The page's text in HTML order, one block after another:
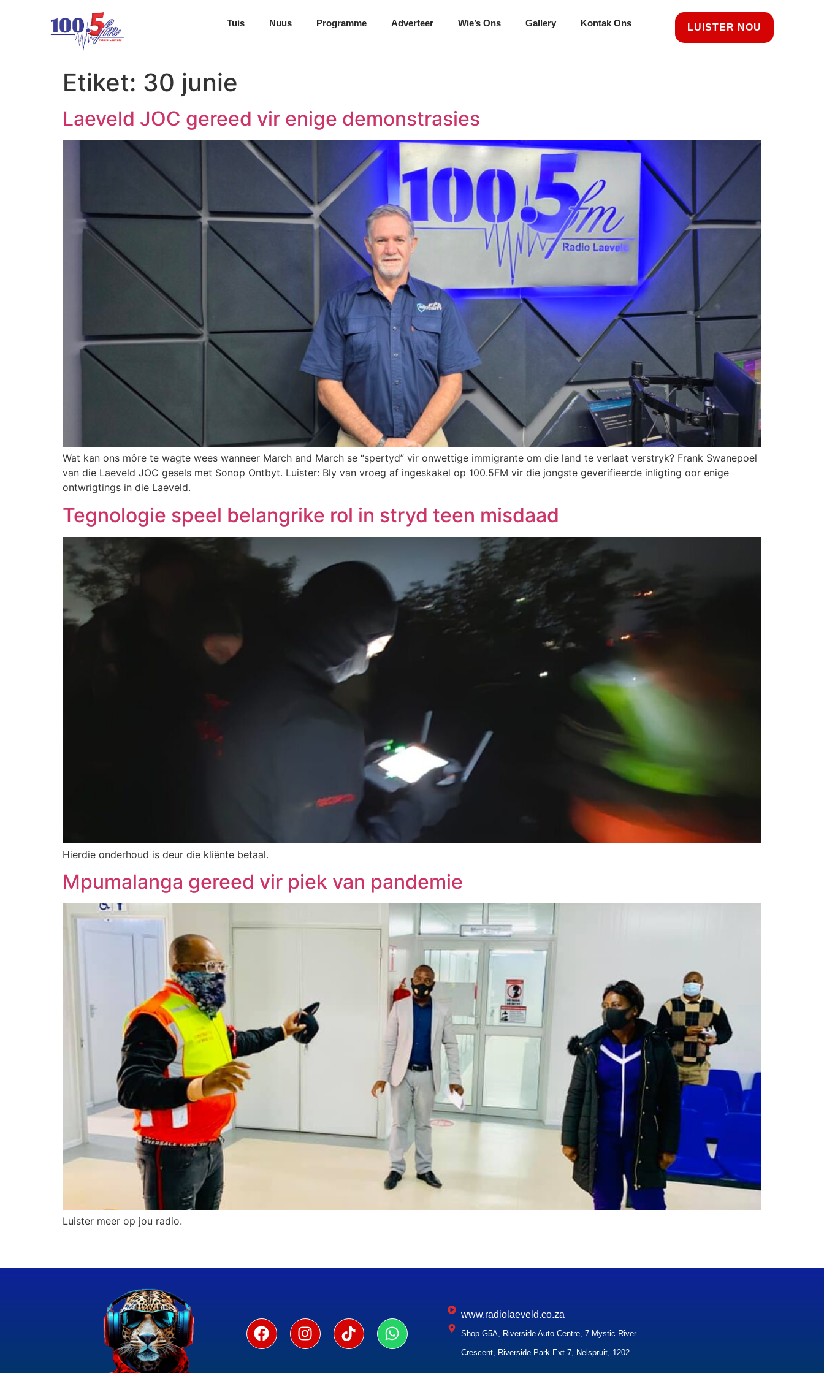
Tuis Nuus Programme Adverteer Wie’s Ons Gallery Kontak Ons LUISTER NOU
Etiket: 30 junie
Laeveld JOC gereed vir enige demonstrasies
Wat kan ons môre te wagte wees wanneer March and March se “spertyd” vir onwettige immigrante om die land te verlaat verstryk? Frank Swanepoel
van die Laeveld JOC gesels met Sonop Ontbyt. Luister: Bly van vroeg af ingeskakel op 100.5FM vir die jongste geverifieerde inligting oor enige
ontwrigtings in die Laeveld.
Tegnologie speel belangrike rol in stryd teen misdaad
Hierdie onderhoud is deur die kliënte betaal.
Mpumalanga gereed vir piek van pandemie
Luister meer op jou radio.
www.radiolaeveld.co.za
Shop G5A, Riverside Auto Centre, 7 Mystic River
Crescent, Riverside Park Ext 7, Nelspruit, 1202